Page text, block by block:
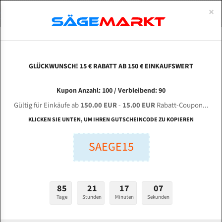
TENGZHOU STEEL HORSE Machine GH 4235 für
4115 mm Bi-Metall Bandsägeblätter
Länge (mm):
Stärken + Zahnteilung:
mm
ABOUTS
ENGLISH
Bi-Metall Meterware
Fleischerei Bandsägeblätter
Bandmesser Glatt Meterware
Konvex Meterware
×
GLÜCKWUNSCH! 15 € RABATT AB 150 € EINKAUFSWERT
Kupon Anzahl: 100 / Verbleibend: 90
Gültig für Einkäufe ab150.00 EUR- 15.00 EURRabatt-Coupon...
KLICKEN SIE UNTEN, UM IHREN GUTSCHEINCODE ZU KOPIEREN
SAEGE15
85
Tage
21
Stunden
17
Minuten
06
Sekunden